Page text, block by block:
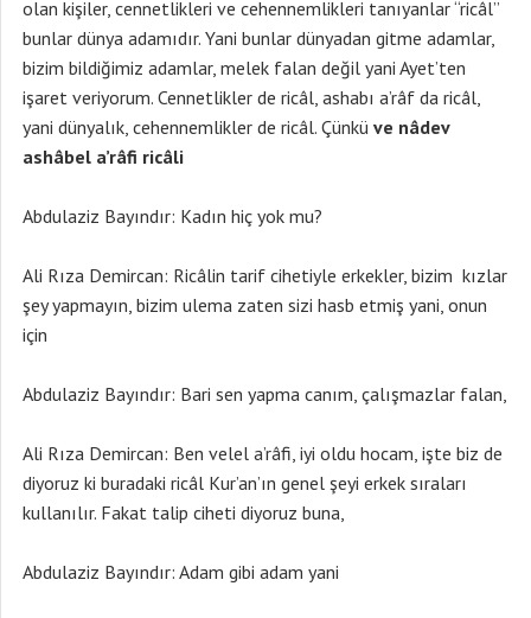
olan kişiler, cennetlikleri ve cehennemlikleri tanıyanlar “ricâl”
bunlar dünya adamıdır. Yani bunlar dünyadan gitme adamlar,
bizim bildiğimiz adamlar, melek falan değil yani Ayet’ten
işaret veriyorum. Cennetlikler de ricâl, ashabı a’râf da ricâl,
yani dünyalık, cehennemlikler de ricâl. Çünkü ve nâdev
ashâbel a’râfi ricâli
Abdulaziz Bayındır: Kadın hiç yok mu?
Ali Rıza Demircan: Ricâlin tarif cihetiyle erkekler, bizim kızlar
şey yapmayın, bizim ulema zaten sizi hasb etmiş yani, onun
için
Abdulaziz Bayındır: Bari sen yapma canım, çalışmazlar falan,
Ali Rıza Demircan: Ben velel a’râfi, iyi oldu hocam, işte biz de
diyoruz ki buradaki ricâl Kur’an’ın genel şeyi erkek sıraları
kullanılır. Fakat talip ciheti diyoruz buna,
Abdulaziz Bayındır: Adam gibi adam yani